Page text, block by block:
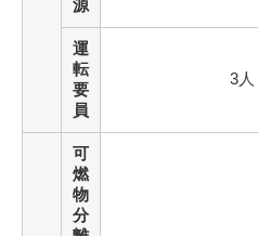
源
運
転
要
員
3人
可
燃
物
分